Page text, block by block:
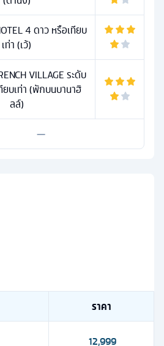
4 ดาว หรือเทียบ
เท่า (เว้)
VILLAGE ระดับ
บเท่า (พักบนบานาฮิ
ลล์)
—
ราคา
12,999